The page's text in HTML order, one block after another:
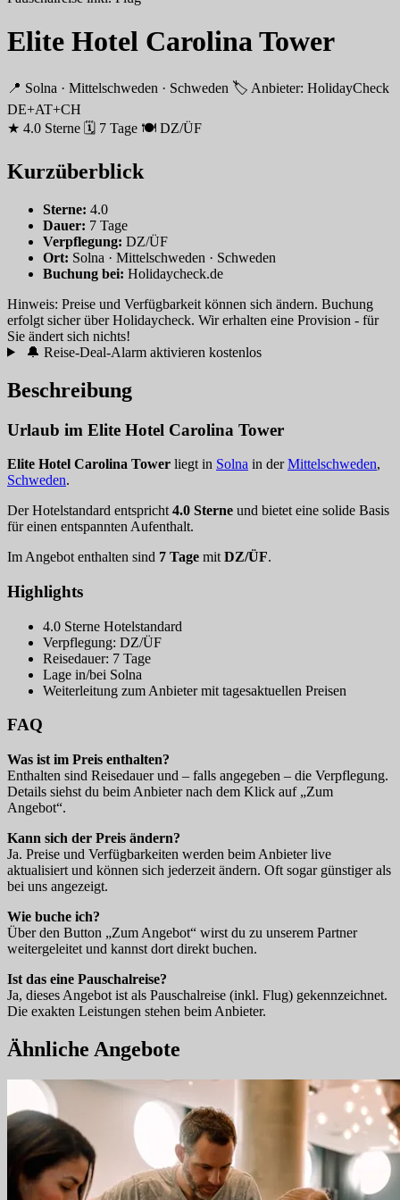
Elite Hotel Carolina Tower
📍 Solna · Mittelschweden · Schweden 🏷 Anbieter: HolidayCheck
DE+AT+CH
★ 4.0 Sterne 🗓 7 Tage 🍽 DZ/ÜF
Kurzüberblick
Sterne: 4.0
Dauer: 7 Tage
Verpflegung: DZ/ÜF
Ort: Solna · Mittelschweden · Schweden
Buchung bei: Holidaycheck.de
Hinweis: Preise und Verfügbarkeit können sich ändern. Buchung
erfolgt sicher über Holidaycheck. Wir erhalten eine Provision - für
Sie ändert sich nichts!
🔔 Reise-Deal-Alarm aktivieren kostenlos
Beschreibung
Urlaub im Elite Hotel Carolina Tower
Elite Hotel Carolina Tower liegt in Solna in derMittelschweden,
Schweden.
Der Hotelstandard entspricht 4.0 Sterne und bietet eine solide Basis
für einen entspannten Aufenthalt.
Im Angebot enthalten sind 7 Tage mit DZ/ÜF.
Highlights
4.0 Sterne Hotelstandard
Verpflegung: DZ/ÜF
Reisedauer: 7 Tage
Lage in/bei Solna
Weiterleitung zum Anbieter mit tagesaktuellen Preisen
FAQ
Was ist im Preis enthalten?
Enthalten sind Reisedauer und – falls angegeben – die Verpflegung.
Details siehst du beim Anbieter nach dem Klick auf „Zum
Angebot“.
Kann sich der Preis ändern?
Ja. Preise und Verfügbarkeiten werden beim Anbieter live
aktualisiert und können sich jederzeit ändern. Oft sogar günstiger als
bei uns angezeigt.
Wie buche ich?
Über den Button „Zum Angebot“ wirst du zu unserem Partner
weitergeleitet und kannst dort direkt buchen.
Ist das eine Pauschalreise?
Ja, dieses Angebot ist als Pauschalreise (inkl. Flug) gekennzeichnet.
Die exakten Leistungen stehen beim Anbieter.
Ähnliche Angebote